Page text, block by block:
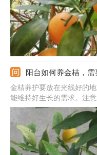
阳台如何养金桔，需
金桔养护要放在光线好的
能维持好生长的需求。注
方。它在喜湿润但忌积水
喷水。要求肥水合理，生
凉爽，冬季移到室内保暖。